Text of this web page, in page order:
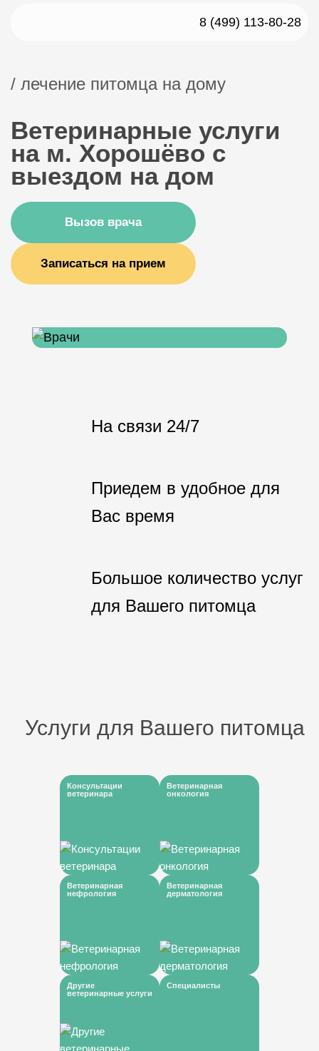
8 (499) 113-80-28
/ лечение питомца на дому
Ветеринарные услуги
на м. Хорошёво с
выездом на дом
Вызов врача
Записаться на прием
На связи 24/7
Приедем в удобное для
Вас время
Большое количество услуг
для Вашего питомца
Услуги для Вашего питомца
Консультации
ветеринара
Ветеринарная
онкология
Ветеринарная
нефрология
Ветеринарная
дерматология
Другие
ветеринарные услуги
Специалисты